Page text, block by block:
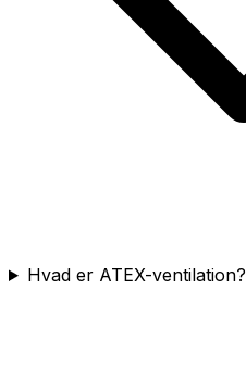
Hvad er ATEX-ventilation?